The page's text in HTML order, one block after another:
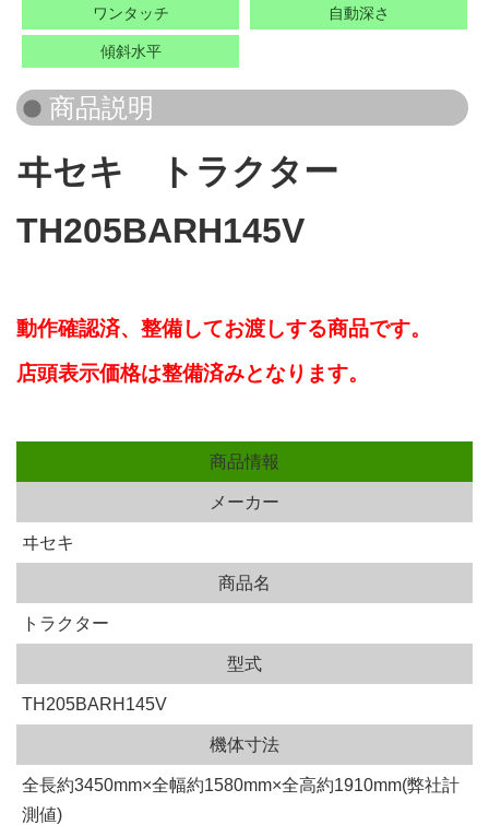
ワンタッチ 自動深さ
傾斜水平
ヰセキ トラクター
TH205BARH145V
動作確認済、 整備してお渡しする商品です。
店頭表示価格は整備済みとなります。
商品情報
メーカー
ヰセキ
商品名
トラクター
型式
TH205BARH145V
機体寸法
全長約3450mm×全幅約1580mm×全高約1910mm(弊社計
測値)